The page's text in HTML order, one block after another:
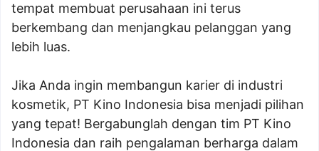
tempat membuat perusahaan ini terus
berkembang dan menjangkau pelanggan yang
lebih luas.
Jika Anda ingin membangun karier di industri
kosmetik, PT Kino Indonesia bisa menjadi pilihan
yang tepat! Bergabunglah dengan tim PT Kino
Indonesia dan raih pengalaman berharga dalam